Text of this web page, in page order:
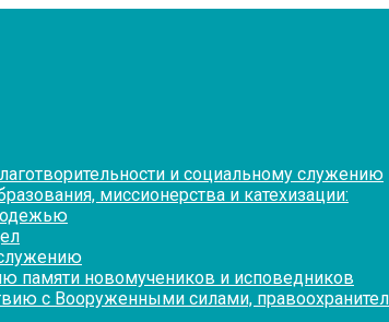
и социальному служению
миссионерства и катехизации:
памяти новомучеников и исповедников
с Вооруженными силами,